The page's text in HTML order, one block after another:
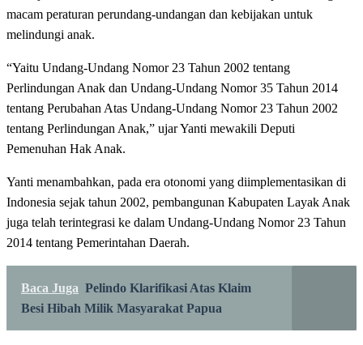
macam peraturan perundang-undangan dan kebijakan untuk
melindungi anak.
“Yaitu Undang-Undang Nomor 23 Tahun 2002 tentang
Perlindungan Anak dan Undang-Undang Nomor 35 Tahun 2014
tentang Perubahan Atas Undang-Undang Nomor 23 Tahun 2002
tentang Perlindungan Anak,” ujar Yanti mewakili Deputi
Pemenuhan Hak Anak.
Yanti menambahkan, pada era otonomi yang diimplementasikan di
Indonesia sejak tahun 2002, pembangunan Kabupaten Layak Anak
juga telah terintegrasi ke dalam Undang-Undang Nomor 23 Tahun
2014 tentang Pemerintahan Daerah.
Baca Juga Pelindo Klarifikasi Atas Klaim
Besi Hibah Milik Masyarakat Papua